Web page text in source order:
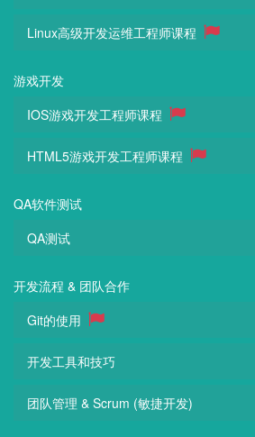
Linux高级开发运维工程师课程
游戏开发
IOS游戏开发工程师课程
HTML5游戏开发工程师课程
QA软件测试
QA测试
开发流程 & 团队合作
Git的使用
开发工具和技巧
团队管理 & Scrum (敏捷开发)